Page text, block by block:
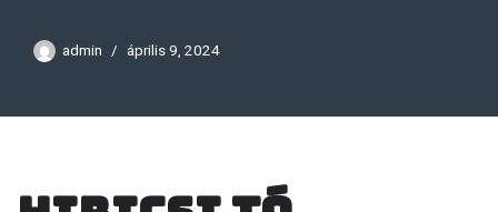
admin április 9, 2024